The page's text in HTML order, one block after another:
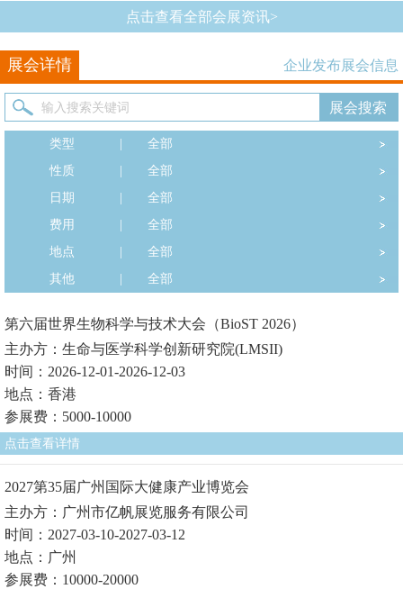
点击查看全部会展资讯>
展会详情 企业发布展会信息
类型
全部
性质
全部
日期
全部
费用
全部
地点
全部
其他
全部
第六届世界生物科学与技术大会（BioST 2026）
主办方：生命与医学科学创新研究院(LMSII)
时间：2026-12-01-2026-12-03
地点：香港
参展费：5000-10000
点击查看详情
2027第35届广州国际大健康产业博览会
主办方：广州市亿帆展览服务有限公司
时间：2027-03-10-2027-03-12
地点：广州
参展费：10000-20000